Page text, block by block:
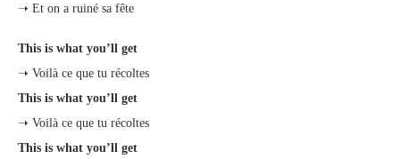
➝ Et on a ruiné sa fête
This is what you’ll get
➝ Voilà ce que tu récoltes
This is what you’ll get
➝ Voilà ce que tu récoltes
This is what you’ll get